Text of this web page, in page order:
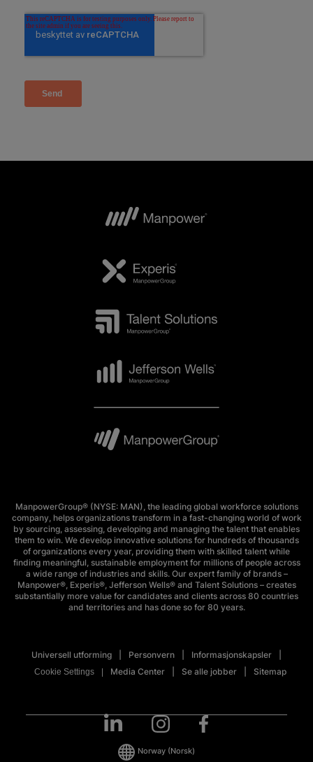
ManpowerGroup® (NYSE: MAN), the leading global workforce solutions
company, helps organizations transform in a fast-changing world of work
by sourcing, assessing, developing and managing the talent that enables
them to win. We develop innovative solutions for hundreds of thousands
of organizations every year, providing them with skilled talent while
finding meaningful, sustainable employment for millions of people across
a wide range of industries and skills. Our expert family of brands –
Manpower®, Experis®, Jefferson Wells® and Talent Solutions – creates
substantially more value for candidates and clients across 80 countries
and territories and has done so for 80 years.
Universell utforming Personvern Informasjonskapsler
Cookie Settings Media Center Se alle jobber Sitemap
Norway (Norsk)